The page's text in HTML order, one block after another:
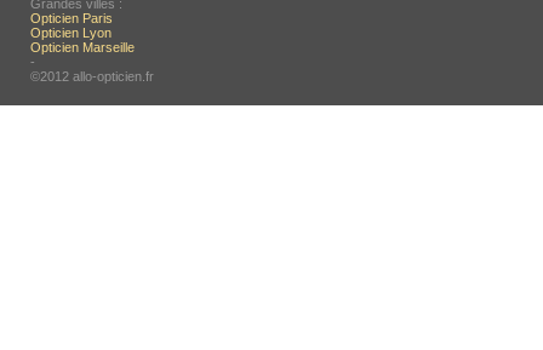
Grandes villes :
Opticien Paris
Opticien Lyon
Opticien Marseille
-
©2012 allo-opticien.fr